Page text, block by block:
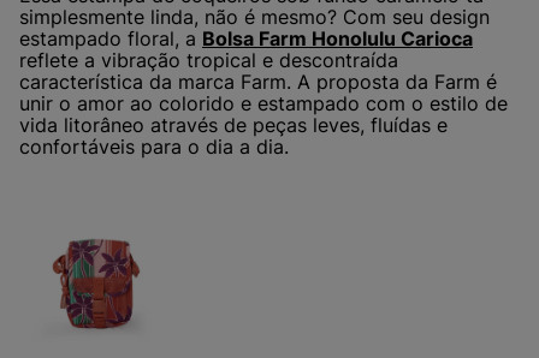
simplesmente linda, não é mesmo? Com seu design
estampado floral, a Bolsa Farm Honolulu Carioca
reflete a vibração tropical e descontraída
característica da marca Farm. A proposta da Farm é
unir o amor ao colorido e estampado com o estilo de
vida litorâneo através de peças leves, fluídas e
confortáveis para o dia a dia.